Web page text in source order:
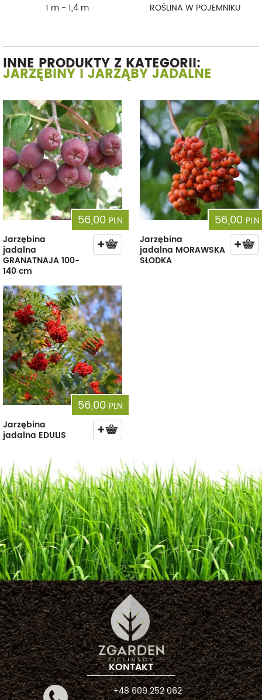
1 m - 1,4 m
ROŚLINA W POJEMNIKU
INNE PRODUKTY Z KATEGORII:
JARZĘBINY I JARZĄBY JADALNE
56,00 PLN
Jarzębina
jadalna
GRANATNAJA 100-
140 cm
56,00 PLN
Jarzębina
jadalna MORAWSKA
SŁODKA
56,00 PLN
Jarzębina
jadalna EDULIS
KONTAKT
+48 609 252 062